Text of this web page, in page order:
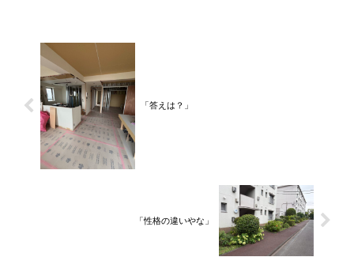
「答えは？」
「性格の違いやな」